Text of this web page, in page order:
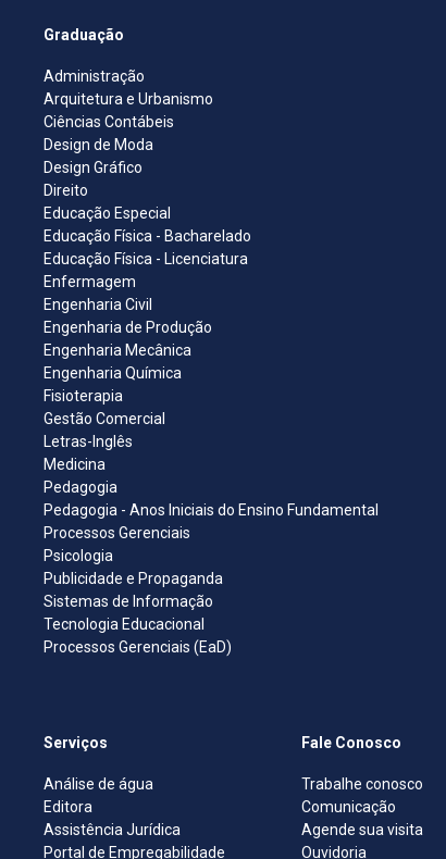
Graduação
Administração
Arquitetura e Urbanismo
Ciências Contábeis
Design de Moda
Design Gráfico
Direito
Educação Especial
Educação Física - Bacharelado
Educação Física - Licenciatura
Enfermagem
Engenharia Civil
Engenharia de Produção
Engenharia Mecânica
Engenharia Química
Fisioterapia
Gestão Comercial
Letras-Inglês
Medicina
Pedagogia
Pedagogia - Anos Iniciais do Ensino Fundamental
Processos Gerenciais
Psicologia
Publicidade e Propaganda
Sistemas de Informação
Tecnologia Educacional
Processos Gerenciais (EaD)
Serviços
Análise de água
Editora
Assistência Jurídica
Portal de Empregabilidade
Fale Conosco
Trabalhe conosco
Comunicação
Agende sua visita
Ouvidoria